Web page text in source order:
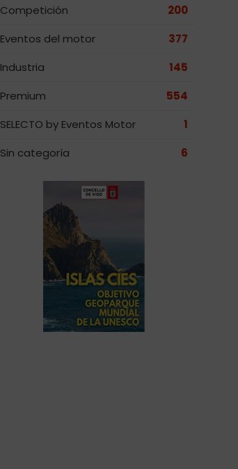
Competición
200
Eventos del motor
377
Industria
145
Premium
554
SELECTO by Eventos Motor
1
Sin categoría
6